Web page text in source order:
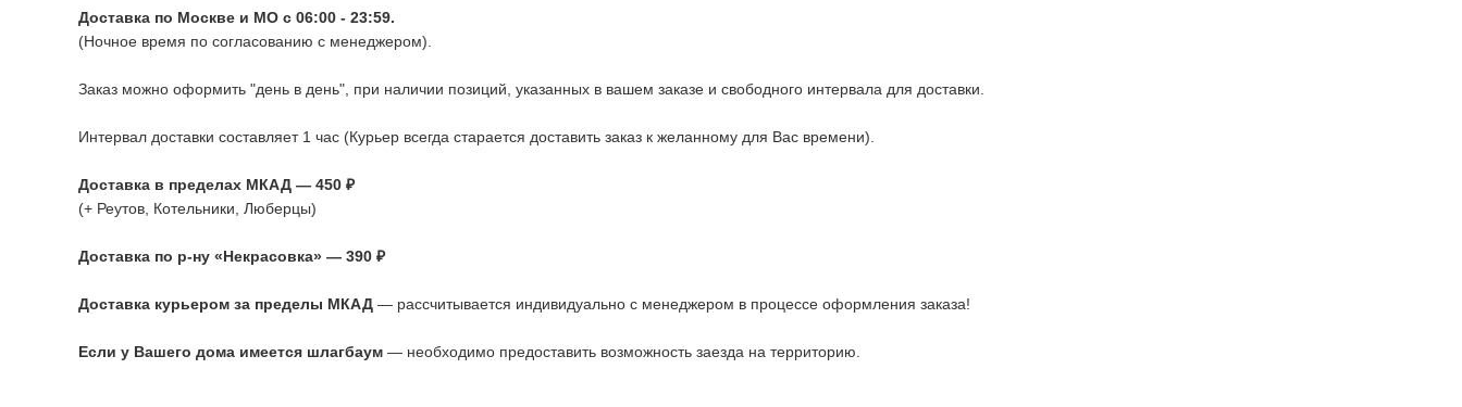
Доставка по Москве и МО с 06:00 - 23:59.
(Ночное время по согласованию с менеджером).
Заказ можно оформить "день в день", при наличии позиций, указанных в вашем заказе и свободного интервала для доставки.
Интервал доставки составляет 1 час (Курьер всегда старается доставить заказ к желанному для Вас времени).
Доставка в пределах МКАД — 450 ₽
(+ Реутов, Котельники, Люберцы)
Доставка по р-ну «Некрасовка» — 390 ₽
Доставка курьером за пределы МКАД — рассчитывается индивидуально с менеджером в процессе оформления заказа!
Если у Вашего дома имеется шлагбаум — необходимо предоставить возможность заезда на территорию.